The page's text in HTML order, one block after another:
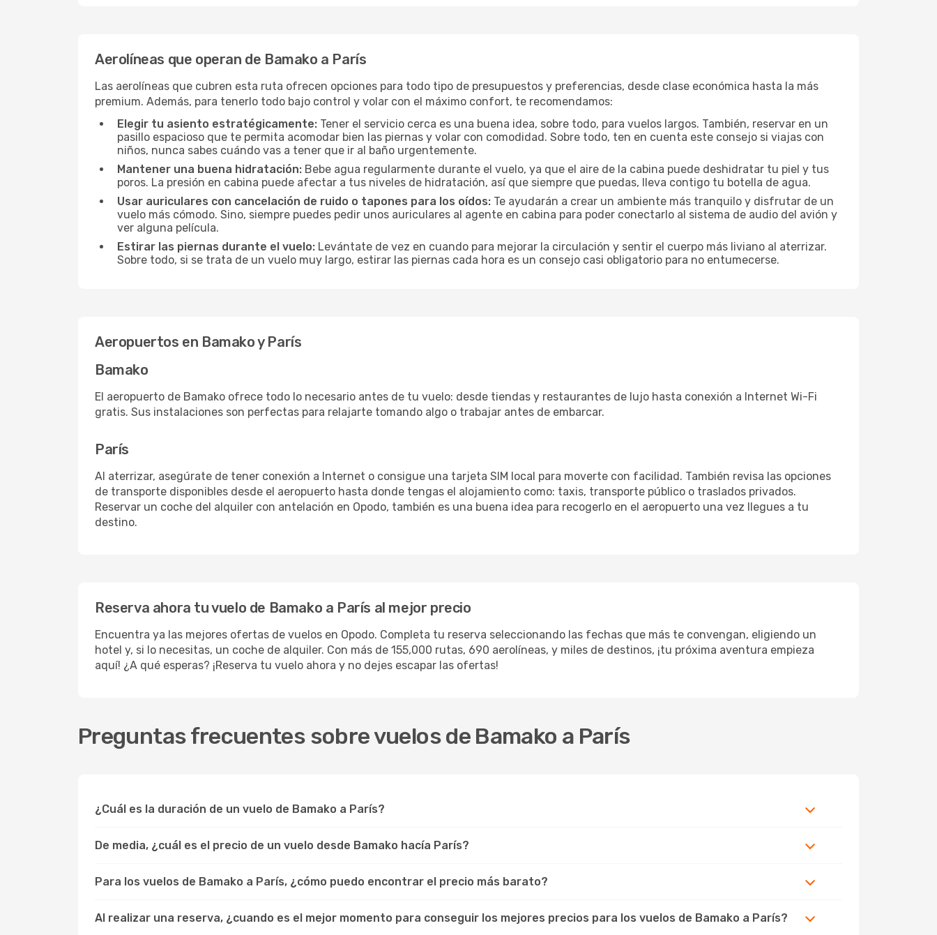
Aerolíneas que operan de Bamako a París
Las aerolíneas que cubren esta ruta ofrecen opciones para todo tipo de presupuestos y preferencias, desde clase económica hasta la más
premium. Además, para tenerlo todo bajo control y volar con el máximo confort, te recomendamos:
Elegir tu asiento estratégicamente: Tener el servicio cerca es una buena idea, sobre todo, para vuelos largos. También, reservar en un
pasillo espacioso que te permita acomodar bien las piernas y volar con comodidad. Sobre todo, ten en cuenta este consejo si viajas con
niños, nunca sabes cuándo vas a tener que ir al baño urgentemente.
Mantener una buena hidratación: Bebe agua regularmente durante el vuelo, ya que el aire de la cabina puede deshidratar tu piel y tus
poros. La presión en cabina puede afectar a tus niveles de hidratación, así que siempre que puedas, lleva contigo tu botella de agua.
Usar auriculares con cancelación de ruido o tapones para los oídos: Te ayudarán a crear un ambiente más tranquilo y disfrutar de un
vuelo más cómodo. Sino, siempre puedes pedir unos auriculares al agente en cabina para poder conectarlo al sistema de audio del avión y
ver alguna película.
Estirar las piernas durante el vuelo: Levántate de vez en cuando para mejorar la circulación y sentir el cuerpo más liviano al aterrizar.
Sobre todo, si se trata de un vuelo muy largo, estirar las piernas cada hora es un consejo casi obligatorio para no entumecerse.
Aeropuertos en Bamako y París
Bamako
El aeropuerto de Bamako ofrece todo lo necesario antes de tu vuelo: desde tiendas y restaurantes de lujo hasta conexión a Internet Wi-Fi
gratis. Sus instalaciones son perfectas para relajarte tomando algo o trabajar antes de embarcar.
París
Al aterrizar, asegúrate de tener conexión a Internet o consigue una tarjeta SIM local para moverte con facilidad. También revisa las opciones
de transporte disponibles desde el aeropuerto hasta donde tengas el alojamiento como: taxis, transporte público o traslados privados.
Reservar un coche del alquiler con antelación en Opodo, también es una buena idea para recogerlo en el aeropuerto una vez llegues a tu
destino.
Reserva ahora tu vuelo de Bamako a París al mejor precio
Encuentra ya las mejores ofertas de vuelos en Opodo. Completa tu reserva seleccionando las fechas que más te convengan, eligiendo un
hotel y, si lo necesitas, un coche de alquiler. Con más de 155,000 rutas, 690 aerolíneas, y miles de destinos, ¡tu próxima aventura empieza
aquí! ¿A qué esperas? ¡Reserva tu vuelo ahora y no dejes escapar las ofertas!
Preguntas frecuentes sobre vuelos de Bamako a París
¿Cuál es la duración de un vuelo de Bamako a París?
De media, ¿cuál es el precio de un vuelo desde Bamako hacía París?
Para los vuelos de Bamako a París, ¿cómo puedo encontrar el precio más barato?
Al realizar una reserva, ¿cuando es el mejor momento para conseguir los mejores precios para los vuelos de Bamako a París?